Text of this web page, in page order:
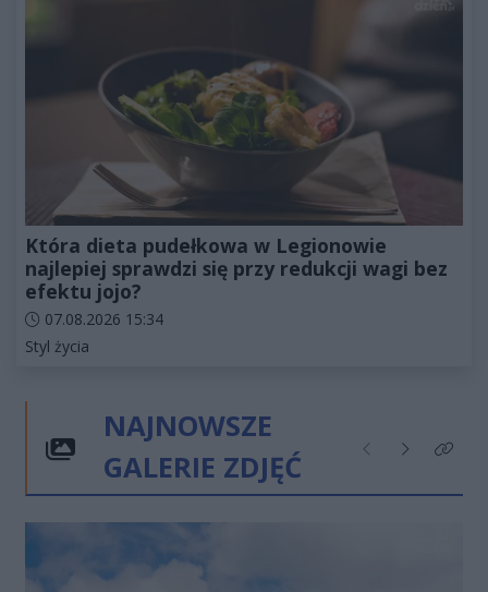
Która dieta pudełkowa w Legionowie
najlepiej sprawdzi się przy redukcji wagi bez
efektu jojo?
Data dodania artykułu:
07.08.2026 15:34
Kategorie artykułu:
Styl życia
NAJNOWSZE
GALERIE ZDJĘĆ
Poprzednie
NastępneKliknij